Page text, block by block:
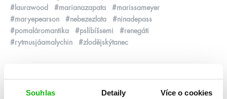
Souhlas Detaily Více o cookies
#laurawood
#marianazapata
#marissameyer
#maryepearson
#nebezezlata
#ninadepass
#pomaláromantika
#pslíbíšsemi
#renegáti
#rytmusjáamalychin
#zlodějskýtanec